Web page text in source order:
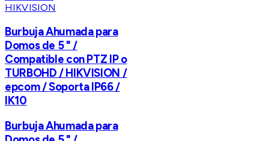
HIKVISION
Burbuja Ahumada para
Domos de 5 " /
Compatible con PTZ IP o
TURBOHD / HIKVISION /
epcom / Soporta IP66 /
IK10
Burbuja Ahumada para